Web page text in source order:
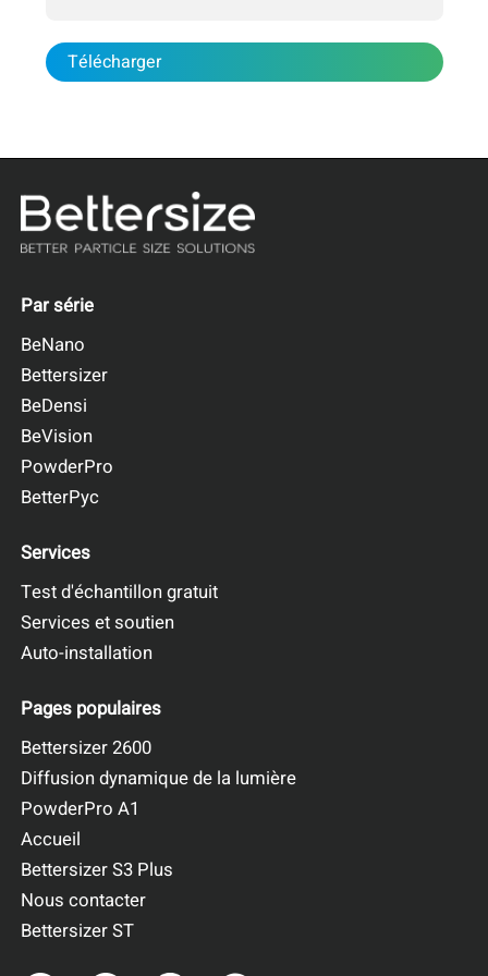
Télécharger
Par série
BeNano
Bettersizer
BeDensi
BeVision
PowderPro
BetterPyc
Services
Test d'échantillon gratuit
Services et soutien
Auto-installation
Pages populaires
Bettersizer 2600
Diffusion dynamique de la lumière
PowderPro A1
Accueil
Bettersizer S3 Plus
Nous contacter
Bettersizer ST